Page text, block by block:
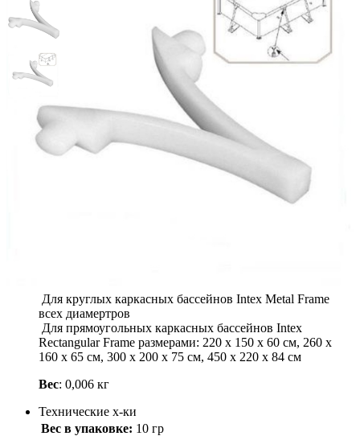
Пружинный фиксатор, Intex
10313
Для круглых каркасных бассейнов Intex Metal Frame
всех диамертров
Для прямоугольных каркасных бассейнов Intex
Rectangular Frame размерами: 220 х 150 х 60 см, 260 х
160 х 65 см, 300 х 200 х 75 см, 450 х 220 х 84 см
Вес: 0,006 кг
Технические х-ки
Вес в упаковке: 10 гр